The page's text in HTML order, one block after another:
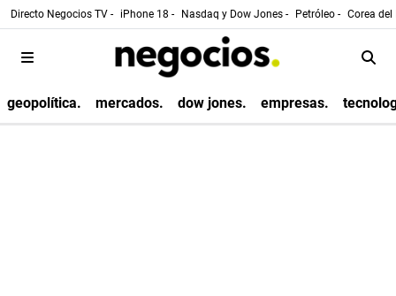
Directo Negocios TV - iPhone 18 - Nasdaq y Dow Jones - Petróleo - Corea
geopolítica. mercados. dow jones. empresas.